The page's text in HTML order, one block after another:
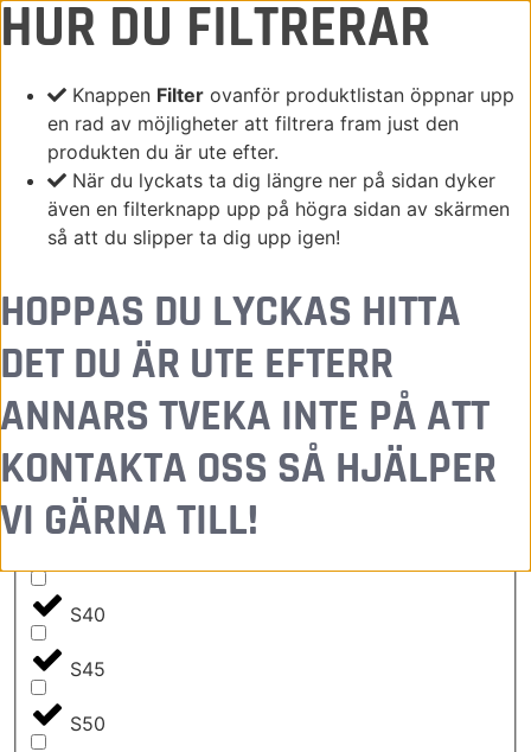
305KG
/ Product Vikt / 305kg
STÄNG
Fäste
Select some options
S30/150
S40
S45
S50
HUR DU FILTRERAR
Knappen Filter ovanför produktlistan öppnar upp
en rad av möjligheter att filtrera fram just den
produkten du är ute efter.
När du lyckats ta dig längre ner på sidan dyker
även en filterknapp upp på högra sidan av skärmen
så att du slipper ta dig upp igen!
HOPPAS DU LYCKAS HITTA
DET DU ÄR UTE EFTERR
ANNARS TVEKA INTE PÅ ATT
KONTAKTA OSS SÅ HJÄLPER
VI GÄRNA TILL!